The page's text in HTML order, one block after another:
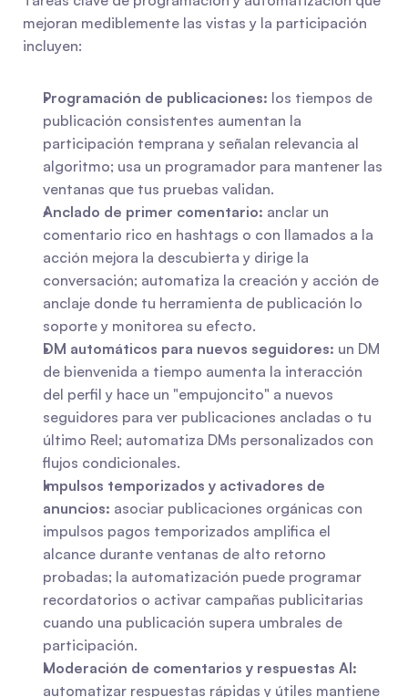
mejoran mediblemente las vistas y la participación
incluyen:
Programación de publicaciones: los tiempos de
publicación consistentes aumentan la
participación temprana y señalan relevancia al
algoritmo; usa un programador para mantener las
ventanas que tus pruebas validan.
Anclado de primer comentario: anclar un
comentario rico en hashtags o con llamados a la
acción mejora la descubierta y dirige la
conversación; automatiza la creación y acción de
anclaje donde tu herramienta de publicación lo
soporte y monitorea su efecto.
DM automáticos para nuevos seguidores: un DM
de bienvenida a tiempo aumenta la interacción
del perfil y hace un "empujoncito" a nuevos
seguidores para ver publicaciones ancladas o tu
último Reel; automatiza DMs personalizados con
flujos condicionales.
Impulsos temporizados y activadores de
anuncios: asociar publicaciones orgánicas con
impulsos pagos temporizados amplifica el
alcance durante ventanas de alto retorno
probadas; la automatización puede programar
recordatorios o activar campañas publicitarias
cuando una publicación supera umbrales de
participación.
Moderación de comentarios y respuestas AI:
automatizar respuestas rápidas y útiles mantiene